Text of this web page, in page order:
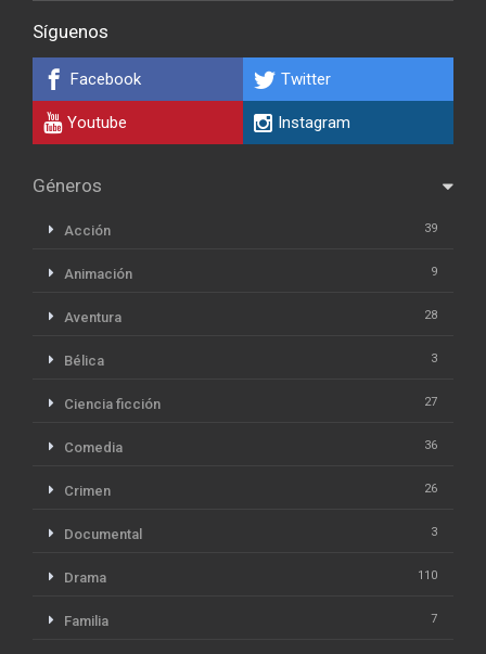
Síguenos
Facebook Twitter
Youtube Instagram
Géneros
Acción 39
Animación 9
Aventura 28
Bélica 3
Ciencia ficción 27
Comedia 36
Crimen 26
Documental 3
Drama 110
Familia 7